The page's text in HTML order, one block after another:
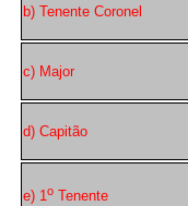
b) Tenente Coronel
c) Major
d) Capitão
e) 1o Tenente